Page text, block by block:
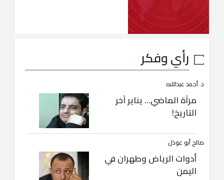
رأي وفكر
د. أحمد عبداللاه
مرآة الماضي… يناير آخر
التاريخ!
صالح أبو عوذل
أدوات الرياض وطهران في
اليمن